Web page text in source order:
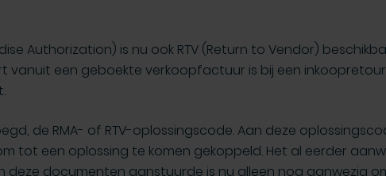
Authorization) is nu ook RTV (Return to Vendor)
een geboekte verkoopfactuur is bij een
de RMA- of RTV-oplossingscode. Aan deze
tot een oplossing te komen gekoppeld. Het al eerder
deze documenten aanstuurde is nu alleen nog aanwezig